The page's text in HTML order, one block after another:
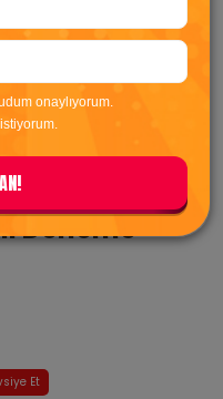
Deneme
Et
onaylıyorum.